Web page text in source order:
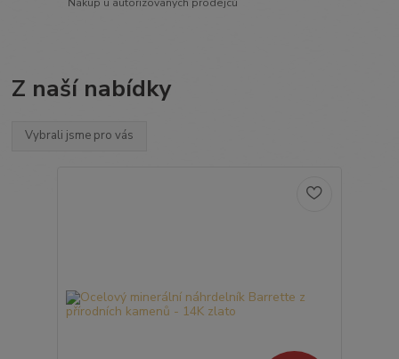
Z naší nabídky
Vybrali jsme pro vás